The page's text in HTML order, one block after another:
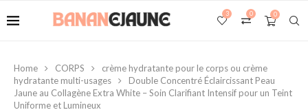
0
0
3
Home CORPS
crème hydratante pour le corps ou crème
hydratante multi-usages
Double Concentré Éclaircissant Peau
Jaune au Collagène Extra White – Soin Clarifiant Intensif pour un Teint
Uniforme et Lumineux